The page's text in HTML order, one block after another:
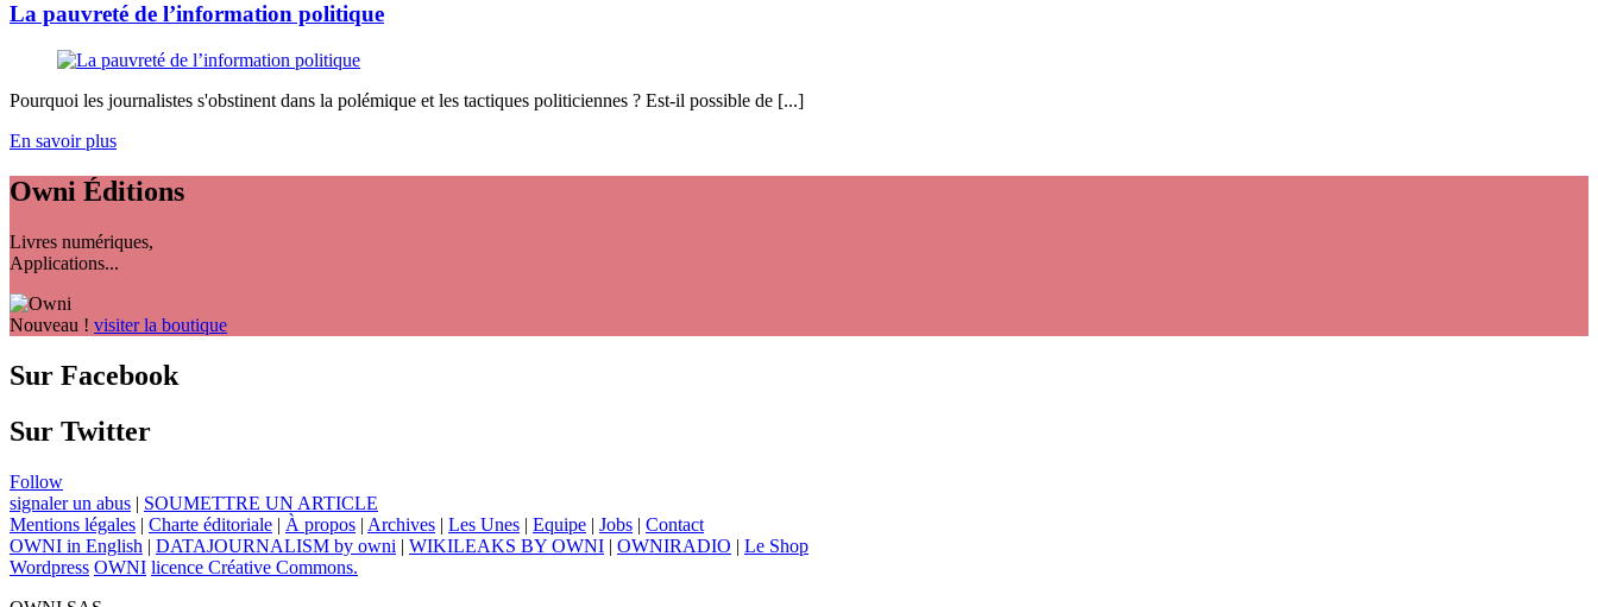
La pauvreté de l’information politique
Pourquoi les journalistes s'obstinent dans la polémique et les tactiques politiciennes ? Est-il possible de [...]
En savoir plus
Owni Éditions
Livres numériques,
Applications...
Nouveau ! visiter la boutique
Sur Facebook
Sur Twitter
Follow
signaler un abus | SOUMETTRE UN ARTICLE
Mentions légales | Charte éditoriale | À propos | Archives | Les Unes | Equipe | Jobs | Contact
OWNI in English | DATAJOURNALISM by owni | WIKILEAKS BY OWNI | OWNIRADIO | Le Shop
Wordpress OWNI licence Créative Commons.